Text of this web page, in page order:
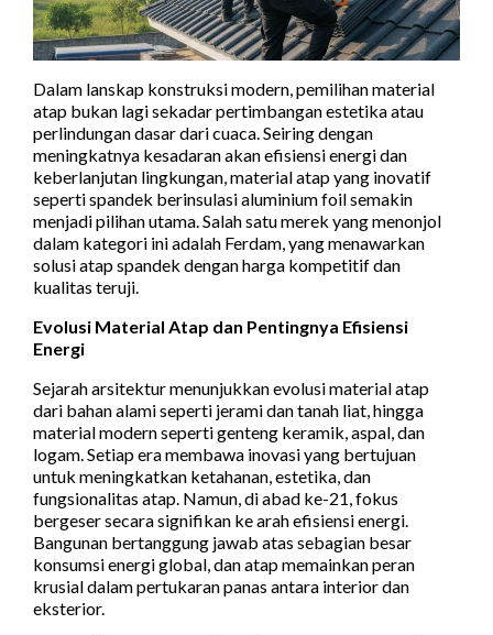
Dalam lanskap konstruksi modern, pemilihan material
atap bukan lagi sekadar pertimbangan estetika atau
perlindungan dasar dari cuaca. Seiring dengan
meningkatnya kesadaran akan efisiensi energi dan
keberlanjutan lingkungan, material atap yang inovatif
seperti spandek berinsulasi aluminium foil semakin
menjadi pilihan utama. Salah satu merek yang menonjol
dalam kategori ini adalah Ferdam, yang menawarkan
solusi atap spandek dengan harga kompetitif dan
kualitas teruji.
Evolusi Material Atap dan Pentingnya Efisiensi
Energi
Sejarah arsitektur menunjukkan evolusi material atap
dari bahan alami seperti jerami dan tanah liat, hingga
material modern seperti genteng keramik, aspal, dan
logam. Setiap era membawa inovasi yang bertujuan
untuk meningkatkan ketahanan, estetika, dan
fungsionalitas atap. Namun, di abad ke-21, fokus
bergeser secara signifikan ke arah efisiensi energi.
Bangunan bertanggung jawab atas sebagian besar
konsumsi energi global, dan atap memainkan peran
krusial dalam pertukaran panas antara interior dan
eksterior.